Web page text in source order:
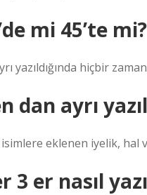
mi 45’te mi?
yazıldığında hiçbir
dan ayrı
eklenen iyelik, hal
3 er nasıl